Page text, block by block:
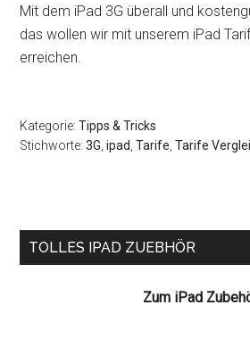
Mit dem iPad 3G überall und
das wollen wir mit unserem iPad
erreichen.
Kategorie:Tipps & Tricks
Stichworte:3G ,ipad ,Tarife ,Tarife
Seitenspalte
TOLLES IPAD ZUEBHÖR
Zum iPad